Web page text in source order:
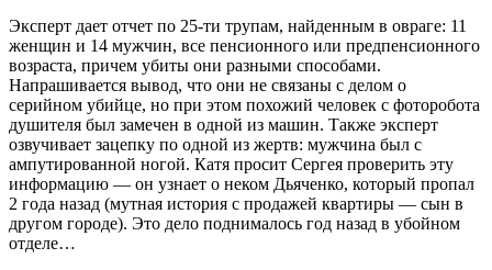
Эксперт дает отчет по 25-ти трупам, найденным в овраге: 11
женщин и 14 мужчин, все пенсионного или предпенсионного
возраста, причем убиты они разными способами.
Напрашивается вывод, что они не связаны с делом о
серийном убийце, но при этом похожий человек с фоторобота
душителя был замечен в одной из машин. Также эксперт
озвучивает зацепку по одной из жертв: мужчина был с
ампутированной ногой. Катя просит Сергея проверить эту
информацию — он узнает о неком Дьяченко, который пропал
2 года назад (мутная история с продажей квартиры — сын в
другом городе). Это дело поднималось год назад в убойном
отделе…